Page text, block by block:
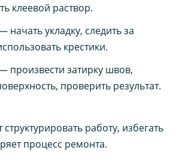
клеевой раствор.
начать укладку, следить за
крестики.
произвести затирку швов,
проверить результат.
работу, избегать
процесс ремонта.